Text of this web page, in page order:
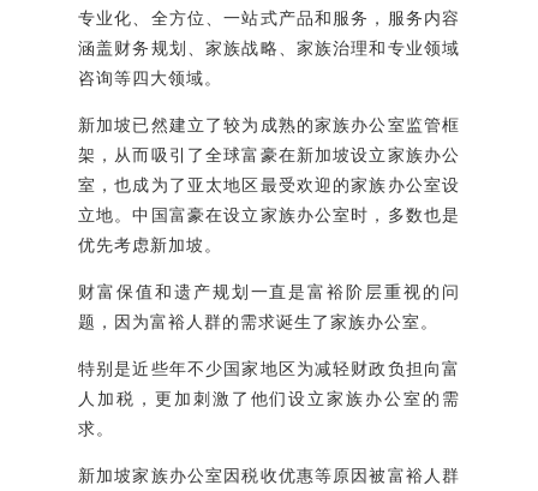
专业化、全方位、一站式产品和服务，服务内容
涵盖财务规划、家族战略、家族治理和专业领域
咨询等四大领域。
新加坡已然建立了较为成熟的家族办公室监管框
架，从而吸引了全球富豪在新加坡设立家族办公
室，也成为了亚太地区最受欢迎的家族办公室设
立地。中国富豪在设立家族办公室时，多数也是
优先考虑新加坡。
财富保值和遗产规划一直是富裕阶层重视的问
题，因为富裕人群的需求诞生了家族办公室。
特别是近些年不少国家地区为减轻财政负担向富
人加税，更加刺激了他们设立家族办公室的需
求。
新加坡家族办公室因税收优惠等原因被富裕人群